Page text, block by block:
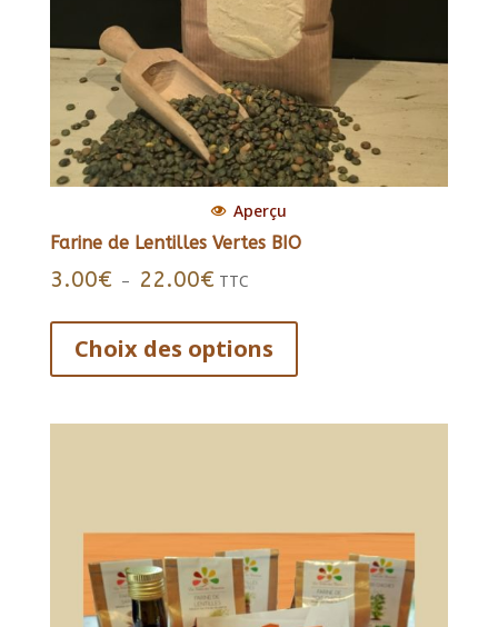
Aperçu
Farine de Lentilles Vertes BIO
3.00€ – 22.00€Plage
prix :
3.00€
à
TTC
Choix des options
a
choisies
sur